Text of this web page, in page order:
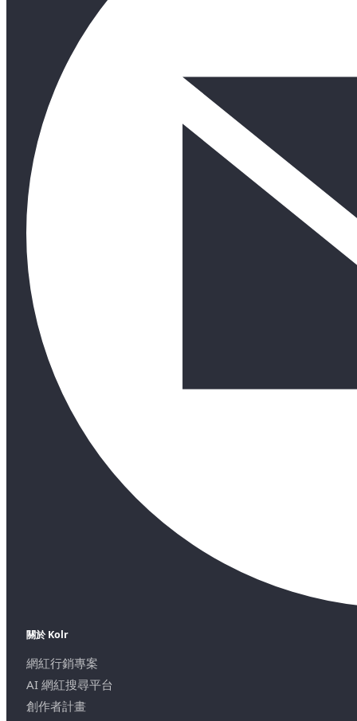
關於 Kolr
網紅行銷專案
AI 網紅搜尋平台
創作者計畫